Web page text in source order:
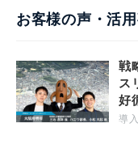
お客様の声・活用
戦
ス
好
導